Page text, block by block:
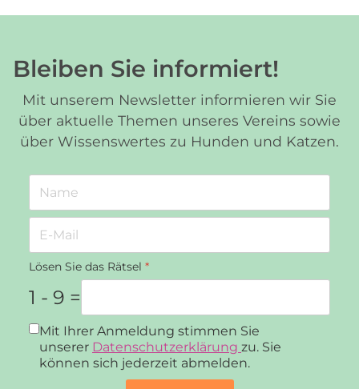
Bleiben Sie informiert!
Mit unserem Newsletter informieren wir Sie
über aktuelle Themen unseres Vereins sowie
über Wissenswertes zu Hunden und Katzen.
Lösen Sie das Rätsel *
1 - 9 =
Datenschutz*
Mit Ihrer Anmeldung stimmen Sie
unserer Datenschutzerklärung zu. Sie
können sich jederzeit abmelden.